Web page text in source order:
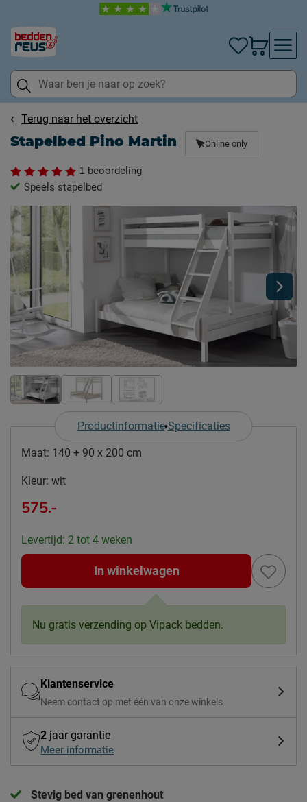
Terug naar het overzicht
Stapelbed Pino Martin Online only
1 beoordeling
Speels stapelbed
Productinformatie Specificaties
Maat: 140 + 90 x 200 cm
Kleur: wit
575.-
Levertijd: 2 tot 4 weken
In winkelwagen
Nu gratis verzending op Vipack bedden.
Klantenservice
Neem contact op met één van onze winkels
2 jaar garantie
Meer informatie
Stevig bed van grenenhout